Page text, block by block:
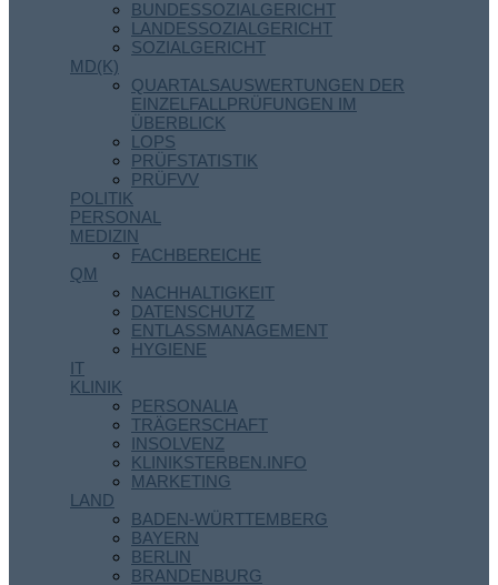
BUNDESSOZIALGERICHT
LANDESSOZIALGERICHT
SOZIALGERICHT
MD(K)
QUARTALSAUSWERTUNGEN DER
EINZELFALLPRÜFUNGEN IM
ÜBERBLICK
LOPS
PRÜFSTATISTIK
PRÜFVV
POLITIK
PERSONAL
MEDIZIN
FACHBEREICHE
QM
NACHHALTIGKEIT
DATENSCHUTZ
ENTLASSMANAGEMENT
HYGIENE
IT
KLINIK
PERSONALIA
TRÄGERSCHAFT
INSOLVENZ
KLINIKSTERBEN.INFO
MARKETING
LAND
BADEN-WÜRTTEMBERG
BAYERN
BERLIN
BRANDENBURG